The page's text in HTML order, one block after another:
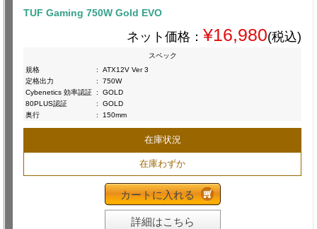
TUF Gaming 750W Gold EVO
ネット価格： ¥16,980(税込)
スペック
規格
:
ATX12V Ver 3
定格出力
:
750W
Cybenetics 効率認証 :
GOLD
80PLUS認証
:
GOLD
奥行
: 150mm
在庫状況
在庫わずか
カートに入れる
詳細はこちら